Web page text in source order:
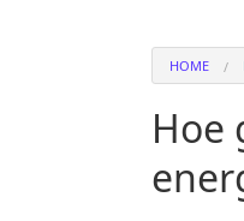
HOME
Hoe